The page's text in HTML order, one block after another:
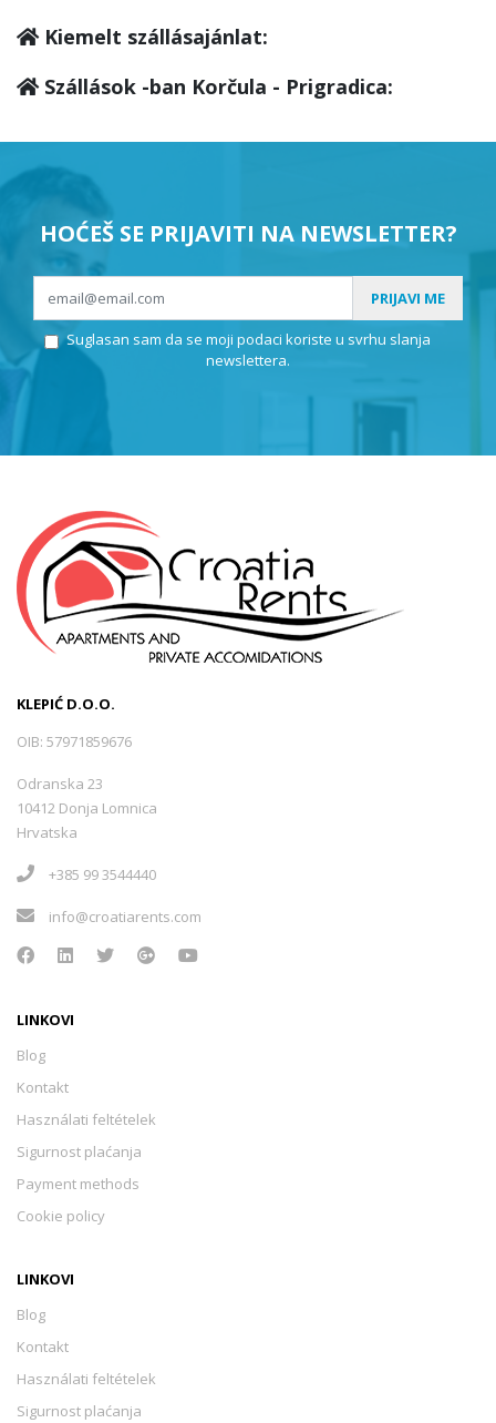
Kiemelt szállásajánlat:
Szállások -ban Korčula - Prigradica:
HOĆEŠ SE PRIJAVITI NA NEWSLETTER?
PRIJAVI ME
Suglasan sam da se moji podaci koriste u svrhu slanja
newslettera.
KLEPIĆ D.O.O.
OIB: 57971859676
Odranska 23
10412 Donja Lomnica
Hrvatska
+385 99 3544440
info@croatiarents.com
LINKOVI
Blog
Kontakt
Használati feltételek
Sigurnost plaćanja
Payment methods
Cookie policy
LINKOVI
Blog
Kontakt
Használati feltételek
Sigurnost plaćanja